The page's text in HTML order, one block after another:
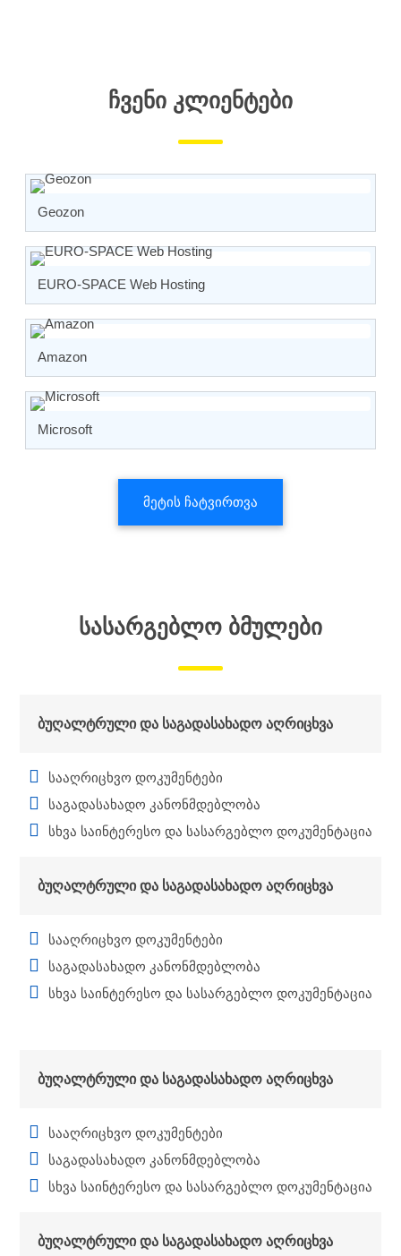
ᲩᲕᲔᲜᲘ ᲙᲚᲘᲔᲜᲢᲔᲑᲘ
Geozon
EURO-SPACE Web Hosting
Amazon
Microsoft
მეტის ჩატვირთვა
ᲡᲐᲡᲐᲠᲒᲔᲑᲚᲝ ᲑᲛᲣᲚᲔᲑᲘ
ბუღალტრული და საგადასახადო აღრიცხვა
სააღრიცხვო დოკუმენტები
საგადასახადო კანონმდებლობა
სხვა საინტერესო და სასარგებლო დოკუმენტაცია
ბუღალტრული და საგადასახადო აღრიცხვა
სააღრიცხვო დოკუმენტები
საგადასახადო კანონმდებლობა
სხვა საინტერესო და სასარგებლო დოკუმენტაცია
ბუღალტრული და საგადასახადო აღრიცხვა
სააღრიცხვო დოკუმენტები
საგადასახადო კანონმდებლობა
სხვა საინტერესო და სასარგებლო დოკუმენტაცია
ბუღალტრული და საგადასახადო აღრიცხვა